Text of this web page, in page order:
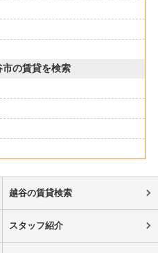
市の賃貸を検索
越谷の賃貸検索
スタッフ紹介